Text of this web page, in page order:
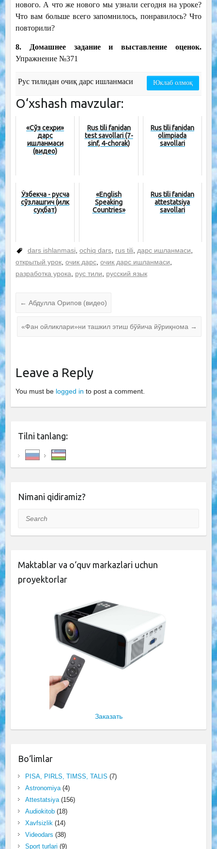
нового. А что же нового мы узнали сегодня на уроке?
Что вам больше всего запомнилось, понравилось? Что
повторили?
8. Домашнее задание и выставление оценок.
Упражнение №371
Рус тилидан очиқ дарс ишланмаси Юклаб олмоқ
O‘xshash mavzular:
«Сўз сеҳри»
дарс
ишланмаси
(видео)
Rus tili fanidan
test savollari (7-
sinf, 4-chorak)
Rus tili fanidan
olimpiada
savollari
Ўзбекча - русча
сўзлашгич (илк
суҳбат)
«English
Speaking
Countries»
Rus tili fanidan
attestatsiya
savollari
dars ishlanmasi ochiq dars, rus tili дарс ишланмаси
открытый урок, очик дарс, очиқ дарс ишланмаси
разработка урока
рус тили русский язык
← Абдулла Орипов (видео)
«Фан ойликлари»ни ташкил этиш бўйича йўриқнома →
Leave a Reply
You must be logged in to post a comment.
Tilni tanlang:
Nimani qidiramiz?
Search
Maktablar va o‘quv markazlari uchun
proyektorlar
Заказать
Bo‘limlar
PISA, PIRLS, TIMSS, TALIS (7)
Astronomiya(4)
Attestatsiya(156)
Audiokitob(18)
Xavfsizlik(14)
Videodars (38)
Sport turlari (9)